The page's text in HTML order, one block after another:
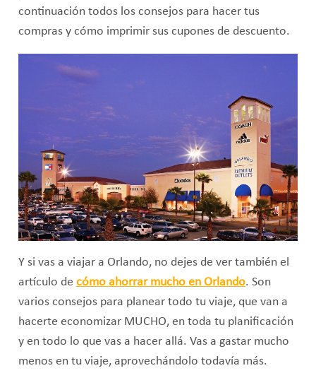
continuación todos los consejos para hacer tus
compras y cómo imprimir sus cupones de descuento.
Y si vas a viajar a Orlando, no dejes de ver también el
artículo de cómo ahorrar mucho en Orlando. Son
varios consejos para planear todo tu viaje, que van a
hacerte economizar MUCHO, en toda tu planificación
y en todo lo que vas a hacer allá. Vas a gastar mucho
menos en tu viaje, aprovechándolo todavía más.